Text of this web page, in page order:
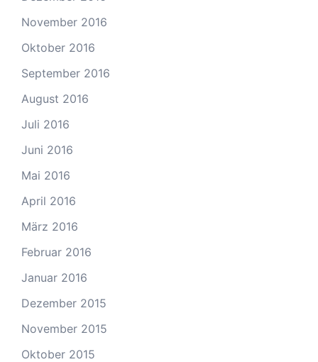
November 2016
Oktober 2016
September 2016
August 2016
Juli 2016
Juni 2016
Mai 2016
April 2016
März 2016
Februar 2016
Januar 2016
Dezember 2015
November 2015
Oktober 2015